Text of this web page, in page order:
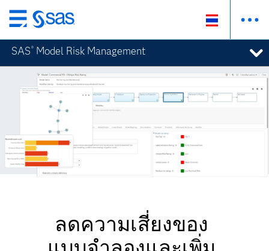
ข้าม
ไป
ที่
เนื้อหา
หลัก
SAS ® Model Risk Management
ลดความเสี่ยงของ